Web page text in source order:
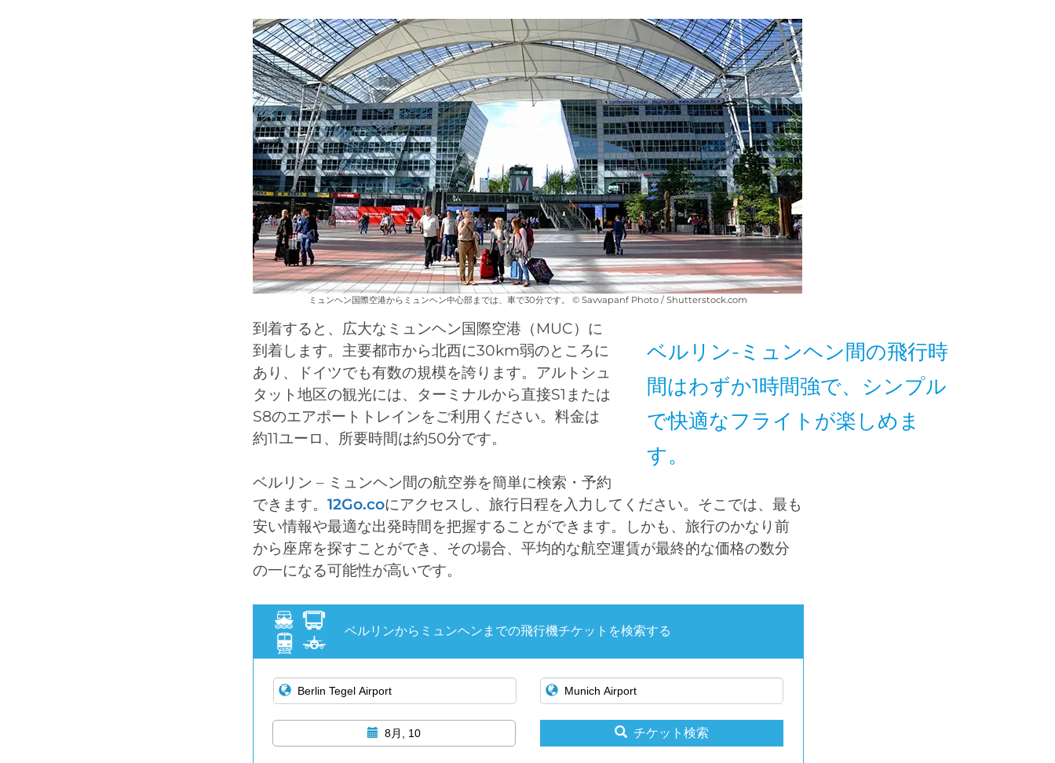
ミュンヘン国際空港からミュンヘン中心部までは、車で30分です。 © Savvapanf Photo / Shutterstock.com
ベルリン-ミュンヘン間の飛行時
間はわずか1時間強で、シンプル
で快適なフライトが楽しめま
す。
到着すると、広大なミュンヘン国際空港（MUC）に
到着します。主要都市から北西に30km弱のところに
あり、ドイツでも有数の規模を誇ります。アルトシュ
タット地区の観光には、ターミナルから直接S1または
S8のエアポートトレインをご利用ください。料金は
約11ユーロ、所要時間は約50分です。
ベルリン – ミュンヘン間の航空券を簡単に検索・予約
できます。 12Go.coにアクセスし、旅行日程を入力してください。そこでは、最も
安い情報や最適な出発時間を把握することができます。しかも、旅行のかなり前
から座席を探すことができ、その場合、平均的な航空運賃が最終的な価格の数分
の一になる可能性が高いです。
ベルリンからミュンヘンまでの飛行機チケットを検索する
8月, 10 チケット検索